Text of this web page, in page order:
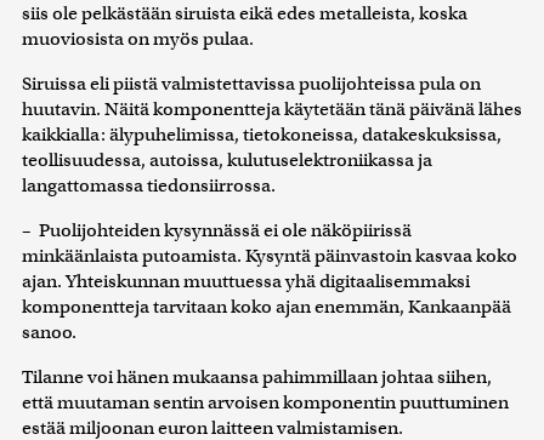
siis ole pelkästään siruista eikä edes metalleista, koska
muoviosista on myös pulaa.
Siruissa eli piistä valmistettavissa puolijohteissa pula on
huutavin. Näitä komponentteja käytetään tänä päivänä lähes
kaikkialla: älypuhelimissa, tietokoneissa, datakeskuksissa,
teollisuudessa, autoissa, kulutuselektroniikassa ja
langattomassa tiedonsiirrossa.
– Puolijohteiden kysynnässä ei ole näköpiirissä
minkäänlaista putoamista. Kysyntä päinvastoin kasvaa koko
ajan. Yhteiskunnan muuttuessa yhä digitaalisemmaksi
komponentteja tarvitaan koko ajan enemmän, Kankaanpää
sanoo.
Tilanne voi hänen mukaansa pahimmillaan johtaa siihen,
että muutaman sentin arvoisen komponentin puuttuminen
estää miljoonan euron laitteen valmistamisen.